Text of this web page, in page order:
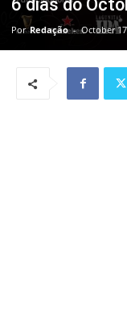
6 dias do
Por Redação - October